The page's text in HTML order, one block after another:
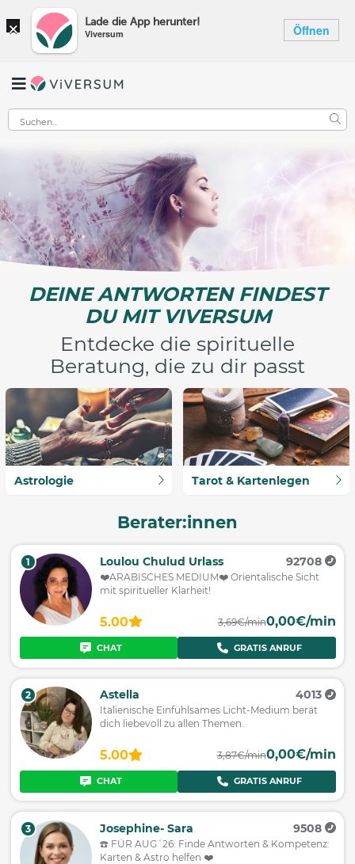
× Lade die App herunter!
Viversum Öffnen
DEINE ANTWORTEN FINDEST
DU MIT VIVERSUM
Entdecke die spirituelle
Beratung, die zu dir passt
Astrologie Tarot & Kartenlegen
Berater:innen
1 Loulou Chulud Urlass 92708
❤️ARABISCHES MEDIUM❤️ Orientalische Sicht
mit spiritueller Klarheit!
5.00 3,69€/min0,00€/min
CHAT GRATIS ANRUF
2 Astella 4013
Italienische Einfühlsames Licht-Medium berät
dich liebevoll zu allen Themen.
5.00 3,87€/min0,00€/min
CHAT GRATIS ANRUF
3 Josephine- Sara 9508
☎️ FÜR AUG´26: Finde Antworten & Kompetenz:
Karten & Astro helfen ❤️